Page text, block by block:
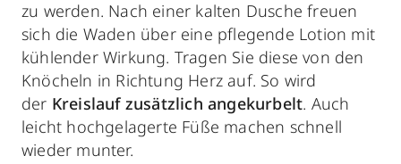
zu werden. Nach einer kalten Dusche freuen
sich die Waden über eine pflegende Lotion mit
kühlender Wirkung. Tragen Sie diese von den
Knöcheln in Richtung Herz auf. So wird
der Kreislauf zusätzlich angekurbelt. Auch
leicht hochgelagerte Füße machen schnell
wieder munter.